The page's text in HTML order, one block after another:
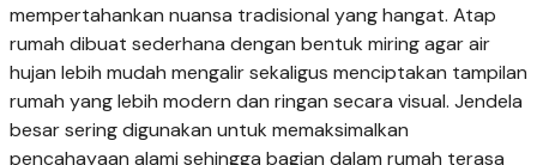
mempertahankan nuansa tradisional yang hangat. Atap
rumah dibuat sederhana dengan bentuk miring agar air
hujan lebih mudah mengalir sekaligus menciptakan tampilan
rumah yang lebih modern dan ringan secara visual. Jendela
besar sering digunakan untuk memaksimalkan
pencahayaan alami sehingga bagian dalam rumah terasa